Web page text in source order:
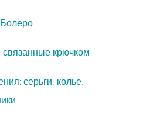
связанные крючком
серьги, колье,